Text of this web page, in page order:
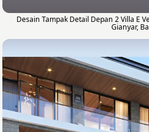
Desain Tampak Detail Depan 2 Villa E
Gianyar,